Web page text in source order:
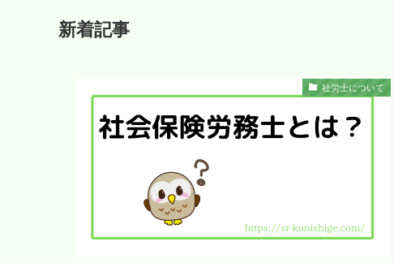
新着記事
社労士について